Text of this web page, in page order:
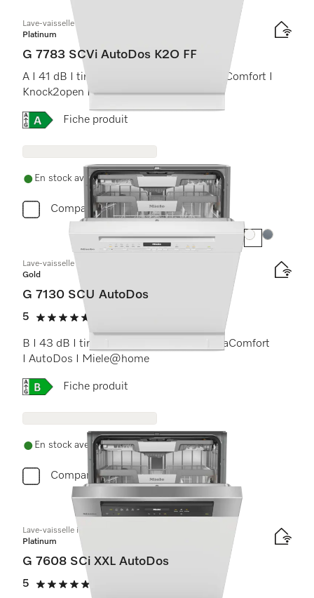
Lave-vaisselle totalement intégrable
Platinum
G 7783 SCVi AutoDos K2O FF
A I 41 dB I tiroir à couverts I paniers MaxiComfort I
Knock2open I FrontFit
Online Label Flag, Étiquette énergétique
Fiche produit
En stock avec livraison gratuite
Comparer
Couleur:Couleur:
Lave-vaisselle encastrable
Gold
G 7130 SCU AutoDos
5
5 étoiles sur 5
B I 43 dB I tiroir à couverts I paniers ExtraComfort
I AutoDos I Miele@home
Online Label Flag, Étiquette énergétique
Fiche produit
En stock avec livraison gratuite
Comparer
Lave-vaisselle intégrable XXL
Platinum
G 7608 SCi XXL AutoDos
5
5 étoiles sur 5